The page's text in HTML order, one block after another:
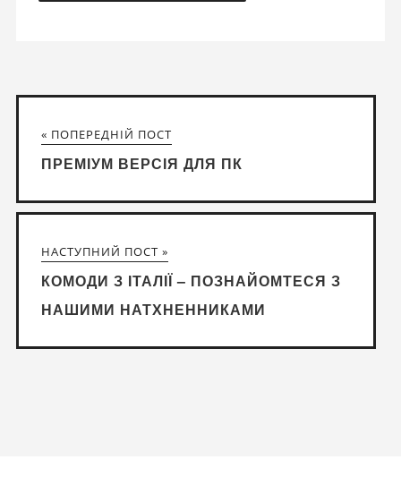
« ПОПЕРЕДНІЙ ПОСТ
ПРЕМІУМ ВЕРСІЯ ДЛЯ ПК
НАСТУПНИЙ ПОСТ »
КОМОДИ З ІТАЛІЇ – ПОЗНАЙОМТЕСЯ З
НАШИМИ НАТХНЕННИКАМИ